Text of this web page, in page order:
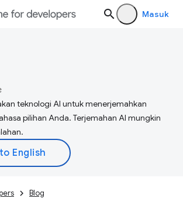
Masuk
teknologi AI untuk menerjemahkan
pilihan Anda. Terjemahan AI mungkin
Blog